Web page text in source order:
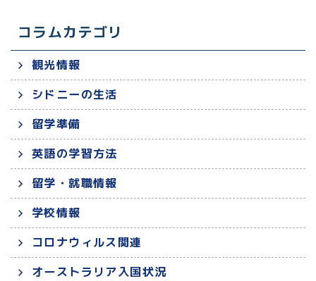
コラムカテゴリ
観光情報
シドニーの生活
留学準備
英語の学習方法
留学・就職情報
学校情報
コロナウィルス関連
オーストラリア入国状況